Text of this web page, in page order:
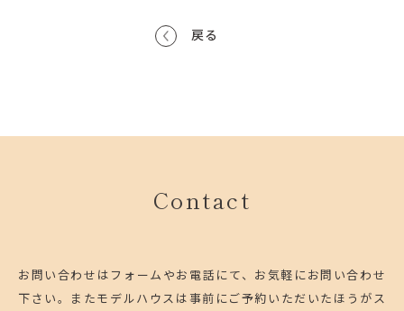
戻る
Contact
お問い合わせはフォームやお電話にて、お気軽にお問い合わせ
下さい。 またモデルハウスは事前にご予約いただいたほうがス